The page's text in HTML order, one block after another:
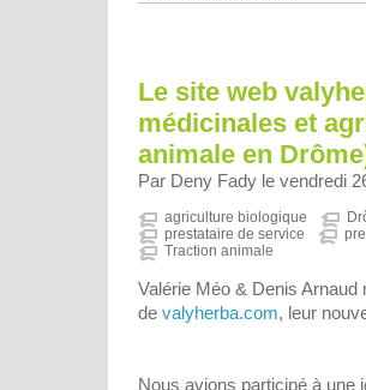
Le site web
médicinales et
animale en
Par Deny Fady le vendredi
agriculture biologique
prestataire de service
Traction animale
Valérie Méo & Denis
de valyherba.com, leur
Nous avions participé à une